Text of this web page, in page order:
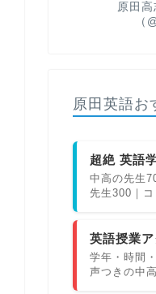
原田
（
原田英語お
超絶 英語
中高の先生
先生300｜
英語授業
学年・時間
声つきの中